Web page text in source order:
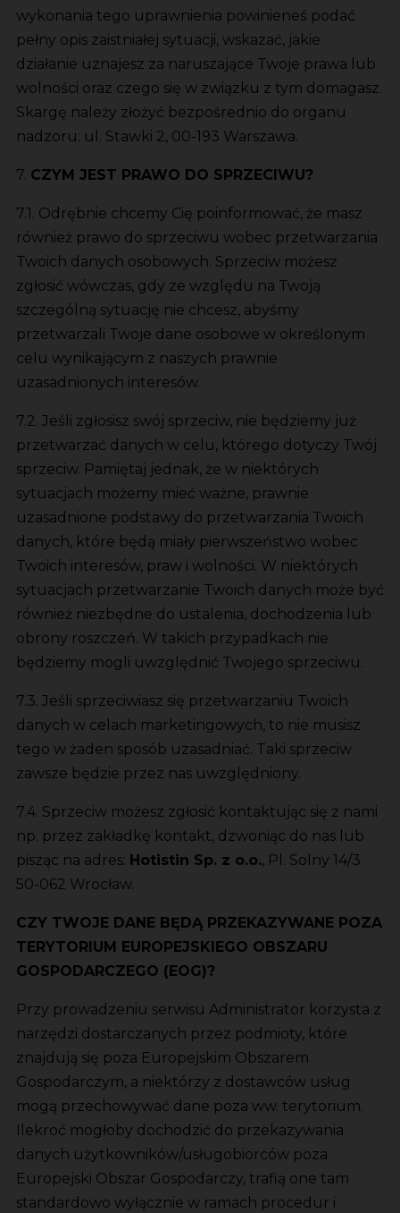
wykonania tego uprawnienia powinieneś podać
pełny opis zaistniałej sytuacji, wskazać, jakie
działanie uznajesz za naruszające Twoje prawa lub
wolności oraz czego się w związku z tym domagasz.
Skargę należy złożyć bezpośrednio do organu
nadzoru: ul. Stawki 2, 00-193 Warszawa.
7. CZYM JEST PRAWO DO SPRZECIWU?
7.1. Odrębnie chcemy Cię poinformować, że masz
również prawo do sprzeciwu wobec przetwarzania
Twoich danych osobowych. Sprzeciw możesz
zgłosić wówczas, gdy ze względu na Twoją
szczególną sytuację nie chcesz, abyśmy
przetwarzali Twoje dane osobowe w określonym
celu wynikającym z naszych prawnie
uzasadnionych interesów.
7.2. Jeśli zgłosisz swój sprzeciw, nie będziemy już
przetwarzać danych w celu, którego dotyczy Twój
sprzeciw. Pamiętaj jednak, że w niektórych
sytuacjach możemy mieć ważne, prawnie
uzasadnione podstawy do przetwarzania Twoich
danych, które będą miały pierwszeństwo wobec
Twoich interesów, praw i wolności. W niektórych
sytuacjach przetwarzanie Twoich danych może być
również niezbędne do ustalenia, dochodzenia lub
obrony roszczeń. W takich przypadkach nie
będziemy mogli uwzględnić Twojego sprzeciwu.
7.3. Jeśli sprzeciwiasz się przetwarzaniu Twoich
danych w celach marketingowych, to nie musisz
tego w żaden sposób uzasadniać. Taki sprzeciw
zawsze będzie przez nas uwzględniony.
7.4. Sprzeciw możesz zgłosić kontaktując się z nami
np. przez zakładkę kontakt, dzwoniąc do nas lub
pisząc na adres: Hotistin Sp. z o.o., Pl. Solny 14/3
50-062 Wrocław.
CZY TWOJE DANE BĘDĄ PRZEKAZYWANE POZA
TERYTORIUM EUROPEJSKIEGO OBSZARU
GOSPODARCZEGO (EOG)?
Przy prowadzeniu serwisu Administrator korzysta z
narzędzi dostarczanych przez podmioty, które
znajdują się poza Europejskim Obszarem
Gospodarczym, a niektórzy z dostawców usług
mogą przechowywać dane poza ww. terytorium.
Ilekroć mogłoby dochodzić do przekazywania
danych użytkowników/usługobiorców poza
Europejski Obszar Gospodarczy, trafią one tam
standardowo wyłącznie w ramach procedur i